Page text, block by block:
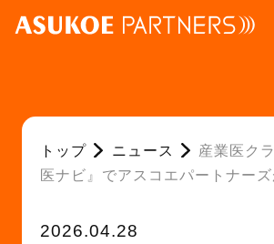
トップ ニュース
産業医ク
医ナビ』でアスコエパートナー
2026.04.28